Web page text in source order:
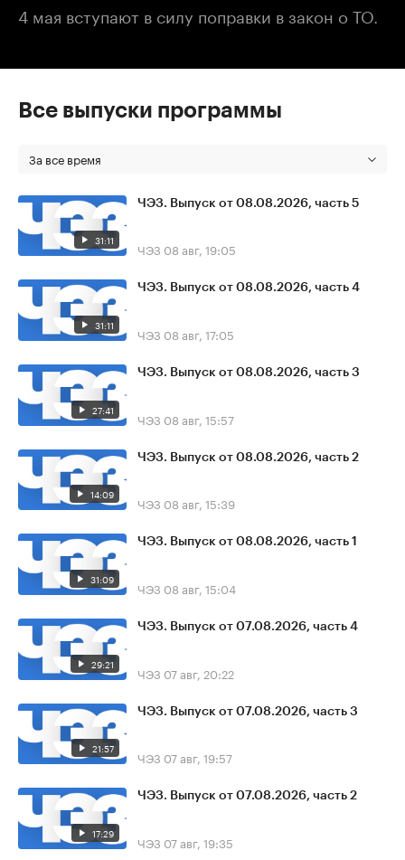
4 мая вступают в силу поправки в закон о ТО.
Все выпуски программы
За все время
31:11
ЧЭЗ. Выпуск от 08.08.2026, часть 5
ЧЭЗ 08 авг, 19:05
31:11
ЧЭЗ. Выпуск от 08.08.2026, часть 4
ЧЭЗ 08 авг, 17:05
27:41
ЧЭЗ. Выпуск от 08.08.2026, часть 3
ЧЭЗ 08 авг, 15:57
14:09
ЧЭЗ. Выпуск от 08.08.2026, часть 2
ЧЭЗ 08 авг, 15:39
31:09
ЧЭЗ. Выпуск от 08.08.2026, часть 1
ЧЭЗ 08 авг, 15:04
29:21
ЧЭЗ. Выпуск от 07.08.2026, часть 4
ЧЭЗ 07 авг, 20:22
21:57
ЧЭЗ. Выпуск от 07.08.2026, часть 3
ЧЭЗ 07 авг, 19:57
17:29
ЧЭЗ. Выпуск от 07.08.2026, часть 2
ЧЭЗ 07 авг, 19:35